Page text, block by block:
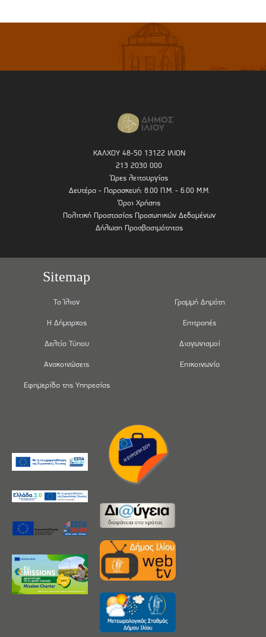
ΚΑΛΧΟΥ 48-50 13122 ΙΛΙΟΝ
213 2030 000
Ώρες λειτουργίας
Δευτέρα - Παρασκευή: 8.00 Π.Μ. - 6.00 Μ.Μ.
Όροι Χρήσης
Πολιτική Προστασίας Προσωπικών Δεδομένων
Δήλωση Προσβασιμότητας
Sitemap
Το Ίλιον
Η Δήμαρχος
Δελτία Τύπου
Ανακοινώσεις
Εφημερίδα της Υπηρεσίας
Γραμμή Δημότη
Επιτροπές
Διαγωνισμοί
Επικοινωνία